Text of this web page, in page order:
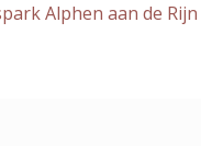
Alphen aan de Rijn